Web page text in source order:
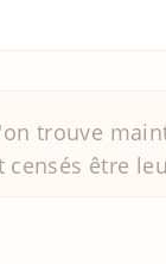
trouve
être